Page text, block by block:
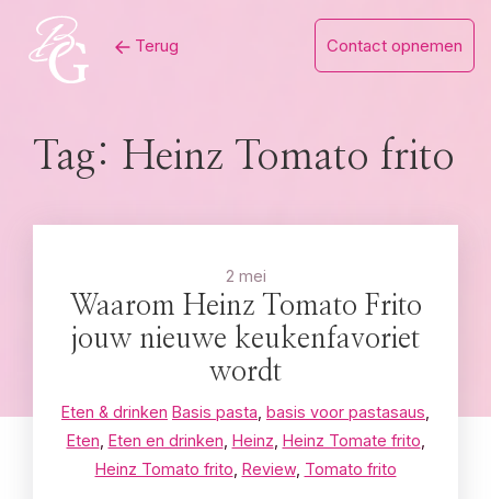
content
Terug Contact opnemen
Tag: Heinz Tomato frito
2 mei
Waarom Heinz Tomato Frito
jouw nieuwe keukenfavoriet
wordt
Eten & drinken Basis pasta basis voor pastasaus
Eten Eten en drinken Heinz Heinz Tomate frito
Heinz Tomato frito Review, Tomato frito